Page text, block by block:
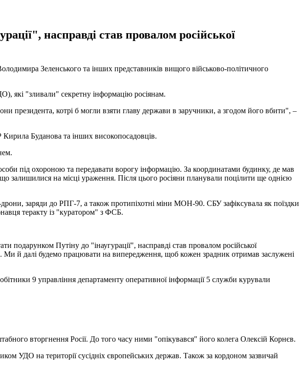
насправді став провалом російської
Зеленського та інших представників вищого військово-політичного
які "зливали" секретну інформацію росіянам.
президента, котрі б могли взяти главу держави в заручники, а згодом його вбити", –
Буданова та інших високопосадовців.
під охороною та передавати ворогу інформацію. За координатами будинку, де мав
залишилися на місці ураження. Після цього росіяни планували поцілити ще однією
заряди до РПГ-7, а також протипіхотні міни МОН-90. СБУ зафіксувала як поїздки
теракту із "куратором" з ФСБ.
подарунком Путіну до "інаугурації", насправді став провалом російської
й далі будемо працювати на випередження, щоб кожен зрадник отримав заслужені
9 управління департаменту оперативної інформації 5 служби курували
вторгнення Росії. До того часу ними "опікувався" його колега Олексій Корнєв.
УДО на території сусідніх європейських держав. Також за кордоном зазвичай